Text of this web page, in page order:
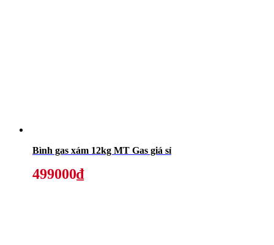
Bình gas xám 12kg MT Gas giá sỉ
499000₫